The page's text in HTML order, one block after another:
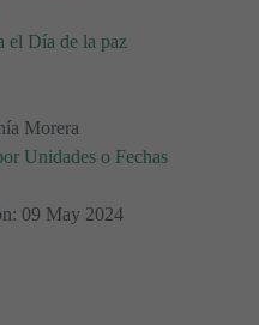
el Día de la paz
Morera
Unidades o Fechas
09 May 2024